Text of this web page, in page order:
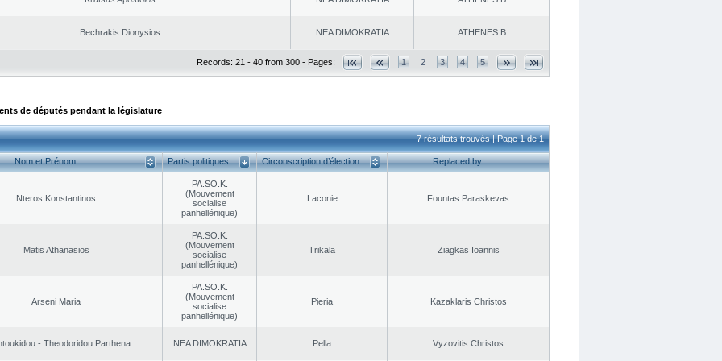
Bechrakis Dionysios NEA DΙMOKRATIA ATHENES Β
Records: 21 - 40 from 300 - Pages: 1 2 3 4 5
de députés pendant la législature
7 résultats trouvés | Page 1 de 1
Nom et Prénom Partis politiques Circonscription d’élection Replaced by
Nteros Konstantinos
PA.SO.K.
(Mouvement
socialise
panhellénique)
Laconie Fountas Paraskevas
Matis Athanasios
PA.SO.K.
(Mouvement
socialise
panhellénique)
Trikala Ziagkas Ioannis
Arseni Maria
PA.SO.K.
(Mouvement
socialise
panhellénique)
Pieria Kazaklaris Christos
- Theodoridou Parthena NEA DΙMOKRATIA Pella Vyzovitis Christos